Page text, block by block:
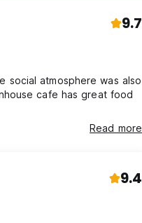
9.7
social atmosphere was also
cafe has great food
Read more
9.4